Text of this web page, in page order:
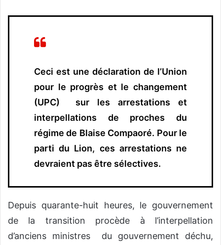
y
o
i
e
l
Ceci est une déclaration de l’Union
pour le progrès et le changement
(UPC) sur les arrestations et
interpellations de proches du
régime de Blaise Compaoré. Pour le
parti du Lion, ces arrestations ne
devraient pas être sélectives.
Depuis quarante-huit heures, le gouvernement
de la transition procède à l’interpellation
d’anciens ministres du gouvernement déchu,